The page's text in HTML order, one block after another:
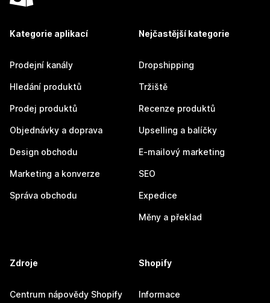
Kategorie aplikací
Prodejní kanály
Hledání produktů
Prodej produktů
Objednávky a doprava
Design obchodu
Marketing a konverze
Správa obchodu
Nejčastější kategorie
Dropshipping
Tržiště
Recenze produktů
Upselling a balíčky
E-mailový marketing
SEO
Expedice
Měny a překlad
Zdroje
Centrum nápovědy Shopify
Shopify
Informace